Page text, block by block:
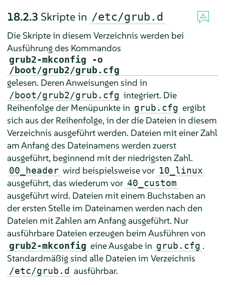
18.2.3 Skripte in /etc/grub.d
Die Skripte in diesem Verzeichnis werden bei
Ausführung des Kommandos
grub2-mkconfig -o
/boot/grub2/grub.cfg
gelesen. Deren Anweisungen sind in
/boot/grub2/grub.cfg integriert. Die
Reihenfolge der Menüpunkte in grub.cfg ergibt
sich aus der Reihenfolge, in der die Dateien in diesem
Verzeichnis ausgeführt werden. Dateien mit einer Zahl
am Anfang des Dateinamens werden zuerst
ausgeführt, beginnend mit der niedrigsten Zahl.
00_header wird beispielsweise vor 10_linux
ausgeführt, das wiederum vor 40_custom
ausgeführt wird. Dateien mit einem Buchstaben an
der ersten Stelle im Dateinamen werden nach den
Dateien mit Zahlen am Anfang ausgeführt. Nur
ausführbare Dateien erzeugen beim Ausführen von
grub2-mkconfig eine Ausgabe in grub.cfg .
Standardmäßig sind alle Dateien im Verzeichnis
/etc/grub.d ausführbar.